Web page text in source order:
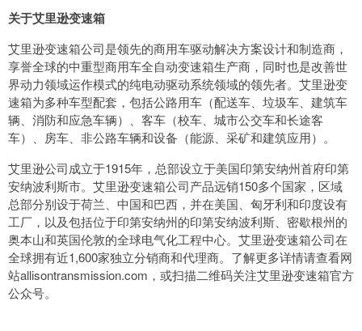
关于艾里逊变速箱
艾里逊变速箱公司是领先的商用车驱动解决方案设计和制造商，
享誉全球的中重型商用车全自动变速箱生产商，同时也是改善世
界动力领域运作模式的纯电动驱动系统领域的领先者。艾里逊变
速箱为多种车型配套，包括公路用车（配送车、垃圾车、建筑车
辆、消防和应急车辆）、客车（校车、城市公交车和长途客
车）、房车、非公路车辆和设备（能源、采矿和建筑应用）。
艾里逊公司成立于1915年，总部设立于美国印第安纳州首府印第
安纳波利斯市。艾里逊变速箱公司产品远销150多个国家，区域
总部分别设于荷兰、中国和巴西，并在美国、匈牙利和印度设有
工厂，以及包括位于印第安纳州的印第安纳波利斯、密歇根州的
奥本山和英国伦敦的全球电气化工程中心。艾里逊变速箱公司在
全球拥有近1,600家独立分销商和代理商。了解更多详情请查看网
站allisontransmission.com，或扫描二维码关注艾里逊变速箱官方
公众号。